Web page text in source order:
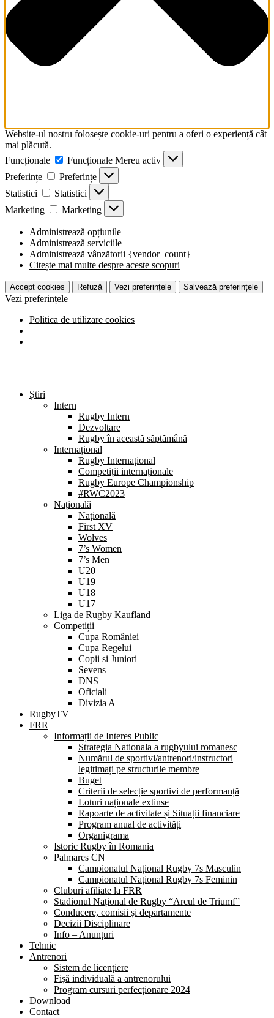
comandă
rapidă
activează
cititorul
navigați
și
interacționați
cu
conținutul.
Website-ul nostru folosește cookie-uri pentru a oferi o experiență cât
mai plăcută.
Funcționale
Funcționale Mereu activ
Preferințe
Preferințe
Statistici
Statistici
Marketing
Marketing
Administrează opțiunile
Administrează serviciile
Administrează vânzătorii {vendor_count}
Citește mai multe despre aceste scopuri
Accept cookies Refuză Vezi preferințele Salvează preferințele
Vezi preferințele
Politica de utilizare cookies
Știri
Intern
Rugby Intern
Dezvoltare
Rugby în această săptămână
Internațional
Rugby Internațional
Competiții internaționale
Rugby Europe Championship
#RWC2023
Națională
Națională
First XV
Wolves
7’s Women
7’s Men
U20
U19
U18
U17
Liga de Rugby Kaufland
Competiții
Cupa României
Cupa Regelui
Copii si Juniori
Sevens
DNS
Oficiali
Divizia A
RugbyTV
FRR
Informații de Interes Public
Strategia Nationala a rugbyului romanesc
Numărul de sportivi/antrenori/instructori
legitimați pe structurile membre
Buget
Criterii de selecție sportivi de performanță
Loturi naționale extinse
Rapoarte de activitate și Situații financiare
Program anual de activități
Organigrama
Istoric Rugby în Romania
Palmares CN
Campionatul Național Rugby 7s Masculin
Campionatul Național Rugby 7s Feminin
Cluburi afiliate la FRR
Stadionul Național de Rugby “Arcul de Triumf”
Conducere, comisii și departamente
Decizii Disciplinare
Info – Anunțuri
Tehnic
Antrenori
Sistem de licențiere
Fișă individuală a antrenorului
Program cursuri perfecționare 2024
Download
Contact